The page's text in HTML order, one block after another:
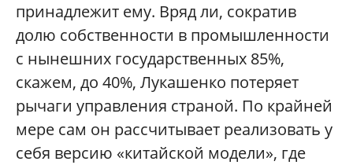
принадлежит ему. Вряд ли, сократив
долю собственности в промышленности
с нынешних государственных 85%,
скажем, до 40%, Лукашенко потеряет
рычаги управления страной. По крайней
мере сам он рассчитывает реализовать у
себя версию «китайской модели», где